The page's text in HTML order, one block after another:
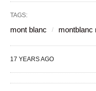
TAGS:
mont blanc montblanc
17 YEARS AGO